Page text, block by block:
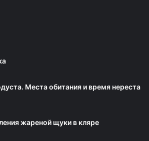
Места обитания и время нереста
жареной щуки в кляре